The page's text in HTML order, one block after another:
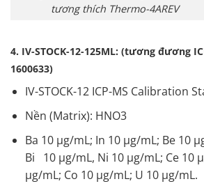
tương thích Thermo-4AREV
4. IV-STOCK-12-125ML: (tương đương
1600633)
IV-STOCK-12 ICP-MS Calibration
Nền (Matrix): HNO3
Ba 10 µg/mL; In 10 µg/mL; Be 10
Bi 10 µg/mL, Ni 10 µg/mL; Ce 10
µg/mL; Co 10 µg/mL; U 10 µg/mL.